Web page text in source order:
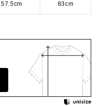
57.5cm 83cm